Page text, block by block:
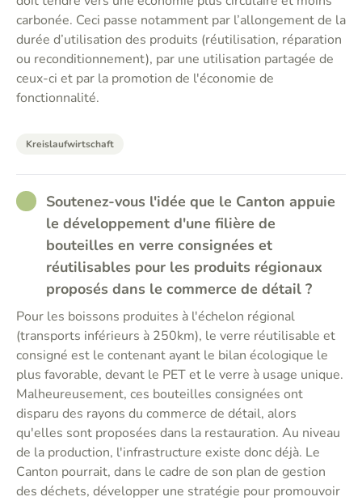
carbonée. Ceci passe notamment par l’allongement de la
durée d’utilisation des produits (réutilisation, réparation
ou reconditionnement), par une utilisation partagée de
ceux-ci et par la promotion de l'économie de
fonctionnalité.
Kreislaufwirtschaft
RATHER_GOOD
Soutenez-vous l'idée que le Canton appuie
le développement d'une filière de
bouteilles en verre consignées et
réutilisables pour les produits régionaux
proposés dans le commerce de détail ?
Pour les boissons produites à l'échelon régional
(transports inférieurs à 250km), le verre réutilisable et
consigné est le contenant ayant le bilan écologique le
plus favorable, devant le PET et le verre à usage unique.
Malheureusement, ces bouteilles consignées ont
disparu des rayons du commerce de détail, alors
qu'elles sont proposées dans la restauration. Au niveau
de la production, l'infrastructure existe donc déjà. Le
Canton pourrait, dans le cadre de son plan de gestion
des déchets, développer une stratégie pour promouvoir